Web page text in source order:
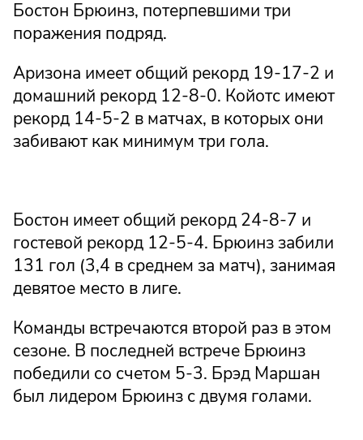
Бостон Брюинз, потерпевшими три
поражения подряд.
Аризона имеет общий рекорд 19-17-2 и
домашний рекорд 12-8-0. Койотс имеют
рекорд 14-5-2 в матчах, в которых они
забивают как минимум три гола.
Бостон имеет общий рекорд 24-8-7 и
гостевой рекорд 12-5-4. Брюинз забили
131 гол (3,4 в среднем за матч), занимая
девятое место в лиге.
Команды встречаются второй раз в этом
сезоне. В последней встрече Брюинз
победили со счетом 5-3. Брэд Маршан
был лидером Брюинз с двумя голами.